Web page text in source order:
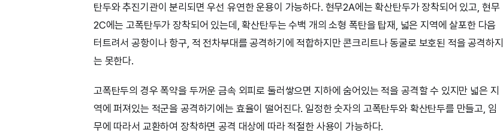
탄두와 추진기관이 분리되면 우선 유연한 운용이 가능하다. 현무2A에는 확산탄두가 장착되어 있고, 현무
2C에는 고폭탄두가 장착되어 있는데, 확산탄두는 수백 개의 소형 폭탄을 탑재, 넓은 지역에 살포한 다음
터트려서 공항이나 항구, 적 전차부대를 공격하기에 적합하지만 콘크리트나 동굴로 보호된 적을 공격하지
는 못한다.
고폭탄두의 경우 폭약을 두꺼운 금속 외피로 둘러쌓으면 지하에 숨어있는 적을 공격할 수 있지만 넓은 지
역에 퍼져있는 적군을 공격하기에는 효율이 떨어진다. 일정한 숫자의 고폭탄두와 확산탄두를 만들고, 임
무에 따라서 교환하여 장착하면 공격 대상에 따라 적절한 사용이 가능하다.